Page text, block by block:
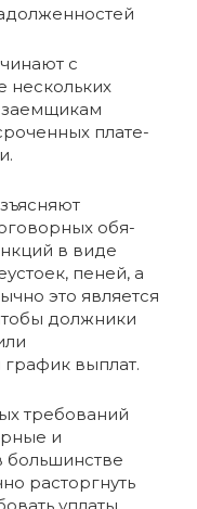
с
нескольких
плате-
обя-
в виде
пеней, а
это является
должники
выплат.
требований
и
расторгнуть